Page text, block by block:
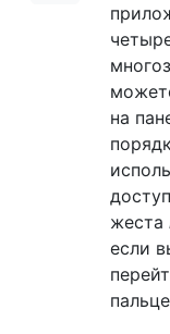
на
жеста
если